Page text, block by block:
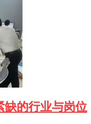
缺的行业与岗位